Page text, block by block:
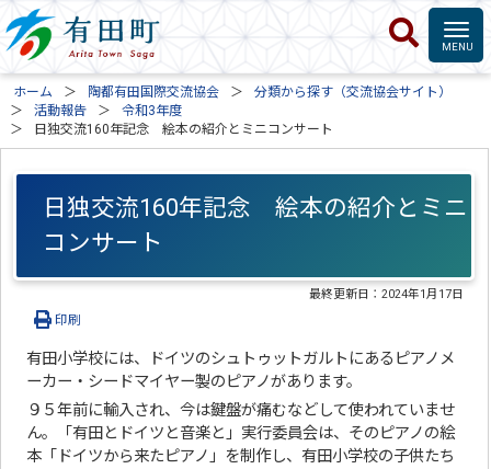
ホーム 陶都有田国際交流協会
分類から探す（交流協会サイト）
活動報告
令和3年度
日独交流160年記念 絵本の紹介とミニコンサート
日独交流160年記念 絵本の紹介とミニ
コンサート
最終更新日：2024年1月17日
印刷
有田小学校には、ドイツのシュトゥットガルトにあるピアノメ
ーカー・シードマイヤー製のピアノがあります。
９５年前に輸入され、今は鍵盤が痛むなどして使われていませ
ん。「有田とドイツと音楽と」実行委員会は、そのピアノの絵
本「ドイツから来たピアノ」を制作し、有田小学校の子供たち